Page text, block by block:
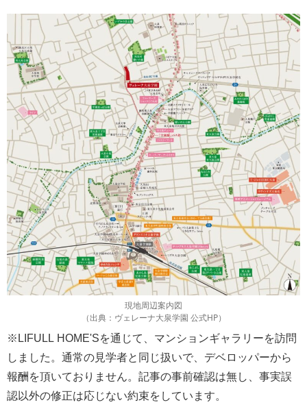
現地周辺案内図
（出典：ヴェレーナ大泉学園 公式HP）
※LIFULL HOME'Sを通じて、マンションギャラリーを訪問
しました。通常の見学者と同じ扱いで、デベロッパーから
報酬を頂いておりません。記事の事前確認は無し、事実誤
認以外の修正は応じない約束をしています。